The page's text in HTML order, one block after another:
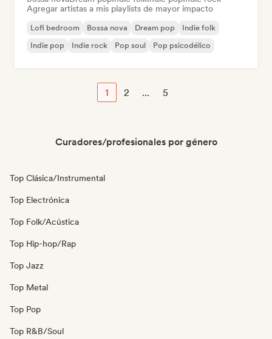
Agregar artistas a mis playlists de mayor impacto
Lofi bedroom Bossa nova Dream pop
Indie folk
Indie pop
Indie rock Pop soul Pop psicodélico
1 2 ... 5
Curadores/profesionales por género
Top Clásica/Instrumental
Top Electrónica
Top Folk/Acústica
Top Hip-hop/Rap
Top Jazz
Top Metal
Top Pop
Top R&B/Soul